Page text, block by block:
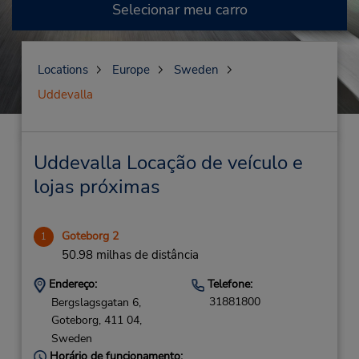
Selecionar meu carro
Locations Europe
Sweden
Uddevalla
Uddevalla Locação de veículo e
lojas próximas
1 Goteborg 2
50.98 milhas de distância
Endereço:
Bergslagsgatan 6,
Goteborg, 411 04,
Sweden
Telefone:
31881800